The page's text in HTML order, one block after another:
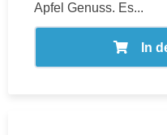
Apfel Genuss. Es...
In